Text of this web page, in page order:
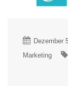
Dezember
Marketing